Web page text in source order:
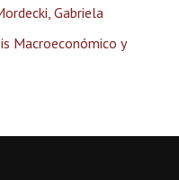
Gabriela
Macroeconómico y